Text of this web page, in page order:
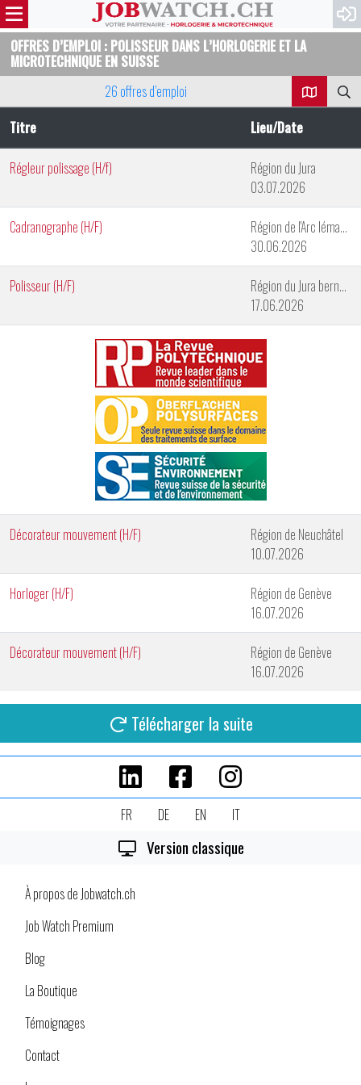
OFFRES D’EMPLOI : POLISSEUR DANS L’HORLOGERIE ET LA
MICROTECHNIQUE EN SUISSE
26 offres d’emploi
Titre
Lieu/Date
Régleur polissage (H/f)
Région du Jura
03.07.2026
Cadranographe (H/F)
Région de l'Arc lémanique
30.06.2026
Polisseur (H/F)
Région du Jura bernois
17.06.2026
Décorateur mouvement (H/F)
Région de Neuchâtel
10.07.2026
Horloger (H/F)
Région de Genève
16.07.2026
Décorateur mouvement (H/F)
Région de Genève
16.07.2026
Télécharger la suite
FR DE EN IT
Version classique
À propos de Jobwatch.ch
Job Watch Premium
Blog
La Boutique
Témoignages
Contact